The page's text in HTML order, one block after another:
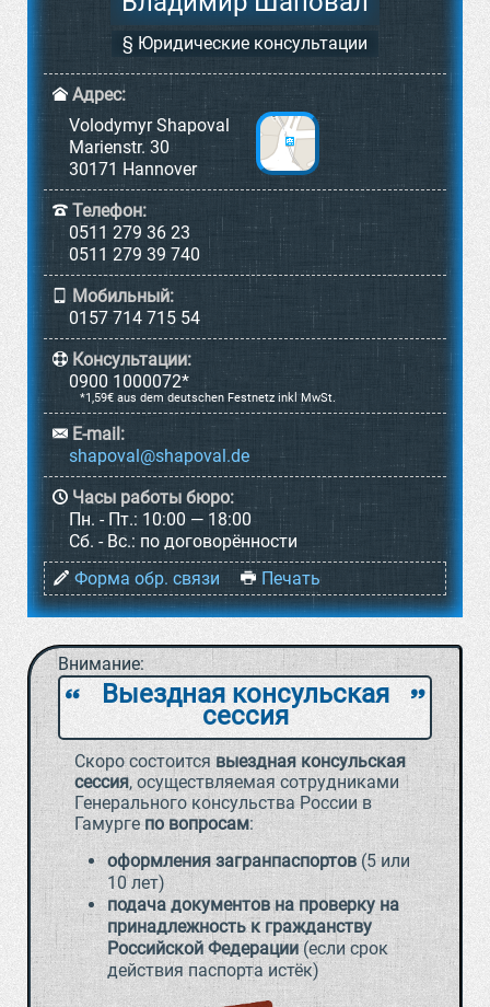
§ Юридические консультации
Адрес:
Volodymyr Shapoval
Marienstr. 30
30171 Hannover
Телефон:
0511 279 36 23
0511 279 39 740
Мобильный:
0157 714 715 54
Консультации:
0900 1000072*
*1,59€ aus dem deutschen Festnetz inkl MwSt.
E-mail:
Часы работы бюро:
Пн. - Пт.: 10:00 — 18:00
Cб. - Вс.: по договорённости
Форма обр. связи
Печать
Внимание:
` a
Выездная консульская
сессия
Скоро состоится выездная консульская
сессия, осуществляемая сотрудниками
Генерального консульства России в
Гамургепо вопросам:
оформления загранпаспортов (5 или
10 лет)
подача документов на проверку на
принадлежность к гражданству
Российской Федерации (если срок
действия паспорта истёк)